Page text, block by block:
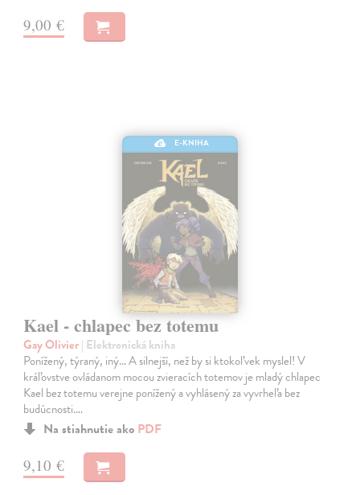
9,00 €
E-KNIHA
Kael - chlapec bez totemu
Gay Olivier| Elektronická kniha
Ponížený, týraný, iný... A silnejší, než by si ktokoľvek myslel! V
kráľovstve ovládanom mocou zvieracích totemov je mladý chlapec
Kael bez totemu verejne ponížený a vyhlásený za vyvrheľa bez
budúcnosti.…
Na stiahnutie ako PDF
9,10 €